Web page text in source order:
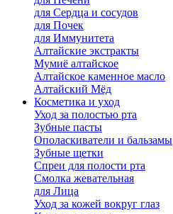
для Сердца и сосудов
для Почек
для Иммунитета
Алтайские экстракты
Мумиё алтайское
Алтайское каменное масло
Алтайский Мёд
Косметика и уход
Уход за полостью рта
Зубные пасты
Ополаскиватели и бальзамы
Зубные щетки
Спреи для полости рта
Смолка жевательная
для Лица
Уход за кожей вокруг глаз